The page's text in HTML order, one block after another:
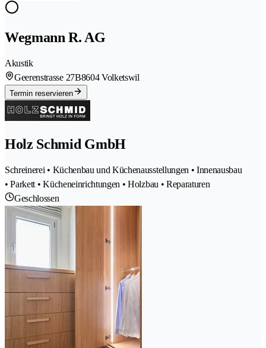
Wegmann R. AG
Akustik
Geerenstrasse 27B8604 Volketswil
Termin reservieren
Holz Schmid GmbH
Schreinerei • Küchenbau und Küchenausstellungen • Innenausbau
• Parkett • Kücheneinrichtungen • Holzbau • Reparaturen
Geschlossen